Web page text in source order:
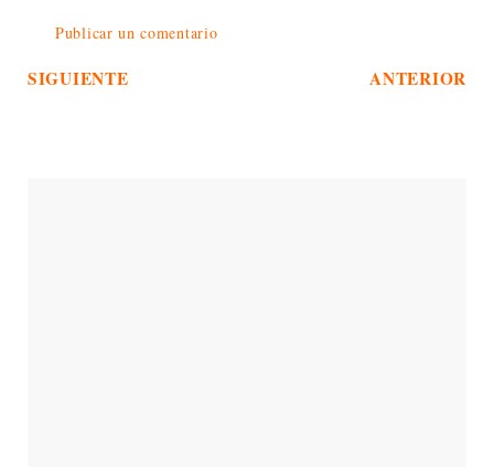
Publicar un comentario
SIGUIENTE ANTERIOR